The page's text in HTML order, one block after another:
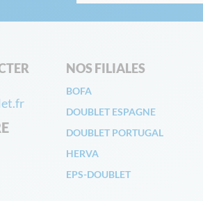
NOS FILIALES
BOFA
DOUBLET ESPAGNE
DOUBLET PORTUGAL
HERVA
EPS-DOUBLET